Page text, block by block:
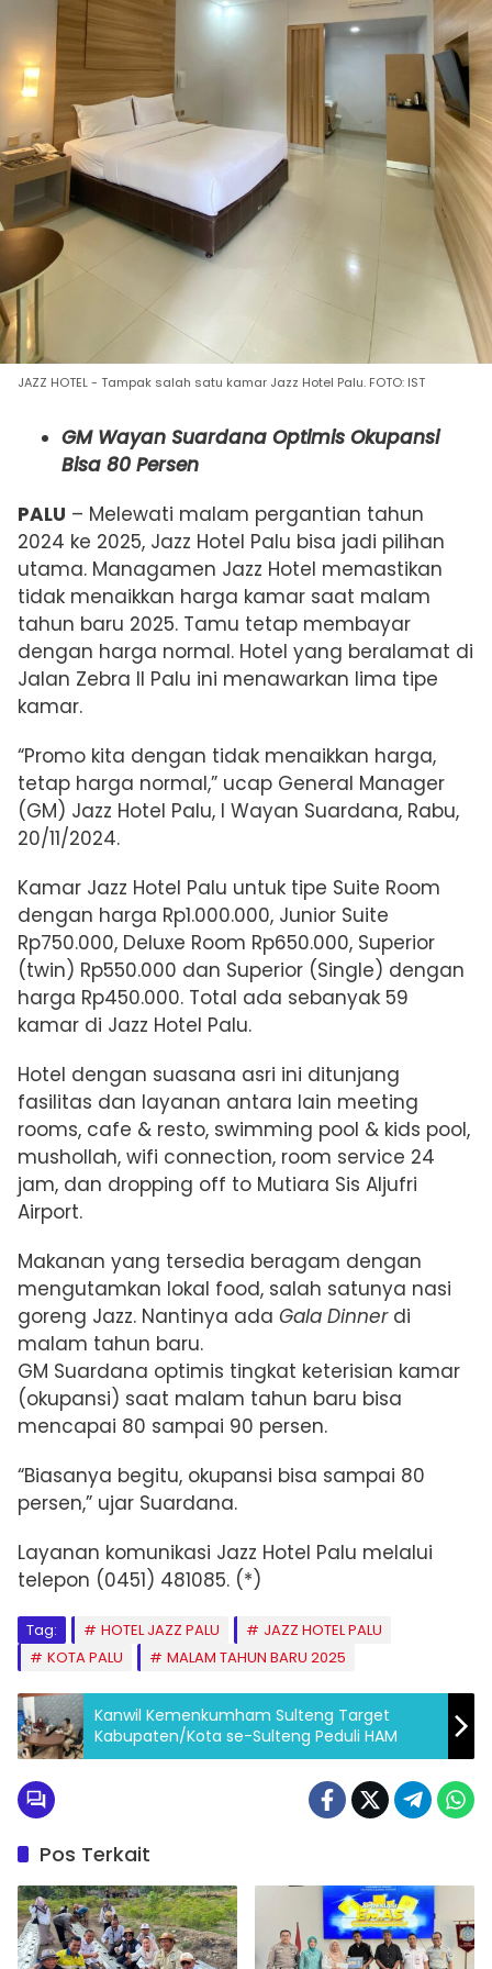
JAZZ HOTEL - Tampak salah satu kamar Jazz Hotel Palu. FOTO: IST
GM Wayan Suardana Optimis Okupansi
Bisa 80 Persen
PALU – Melewati malam pergantian tahun
2024 ke 2025, Jazz Hotel Palu bisa jadi pilihan
utama. Managamen Jazz Hotel memastikan
tidak menaikkan harga kamar saat malam
tahun baru 2025. Tamu tetap membayar
dengan harga normal. Hotel yang beralamat di
Jalan Zebra II Palu ini menawarkan lima tipe
kamar.
“Promo kita dengan tidak menaikkan harga,
tetap harga normal,” ucap General Manager
(GM) Jazz Hotel Palu, I Wayan Suardana, Rabu,
20/11/2024.
Kamar Jazz Hotel Palu untuk tipe Suite Room
dengan harga Rp1.000.000, Junior Suite
Rp750.000, Deluxe Room Rp650.000, Superior
(twin) Rp550.000 dan Superior (Single) dengan
harga Rp450.000. Total ada sebanyak 59
kamar di Jazz Hotel Palu.
Hotel dengan suasana asri ini ditunjang
fasilitas dan layanan antara lain meeting
rooms, cafe & resto, swimming pool & kids pool,
mushollah, wifi connection, room service 24
jam, dan dropping off to Mutiara Sis Aljufri
Airport.
Makanan yang tersedia beragam dengan
mengutamkan lokal food, salah satunya nasi
goreng Jazz. Nantinya ada Gala Dinnerdi
malam tahun baru.
GM Suardana optimis tingkat keterisian kamar
(okupansi) saat malam tahun baru bisa
mencapai 80 sampai 90 persen.
“Biasanya begitu, okupansi bisa sampai 80
persen,” ujar Suardana.
Layanan komunikasi Jazz Hotel Palu melalui
telepon (0451) 481085. (*)
Tag: HOTEL JAZZ PALU
JAZZ HOTEL PALU
KOTA PALU
MALAM TAHUN BARU 2025
Kanwil Kemenkumham Sulteng Target
Kabupaten/Kota se-Sulteng Peduli HAM
Pos Terkait